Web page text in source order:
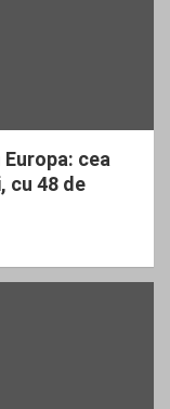
cea
cu 48 de